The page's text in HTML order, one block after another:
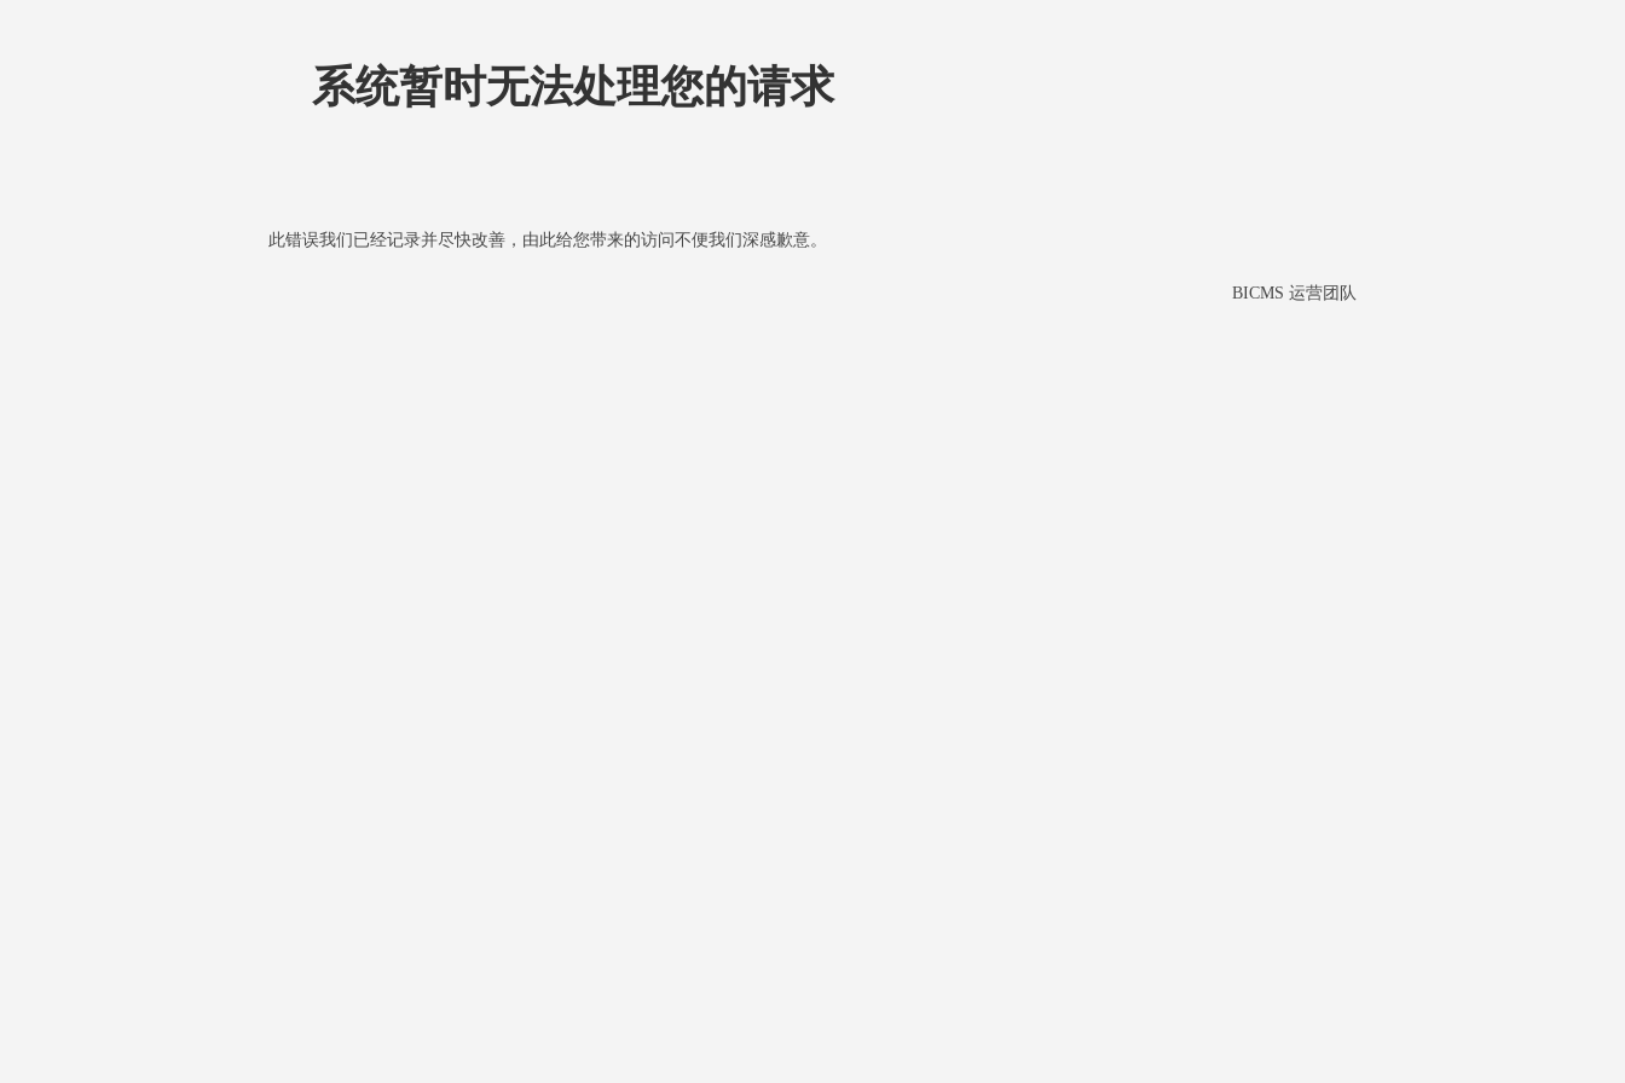
系统暂时无法处理您的请求
此错误我们已经记录并尽快改善，由此给您带来的访问不便我们深感歉意。
BICMS 运营团队